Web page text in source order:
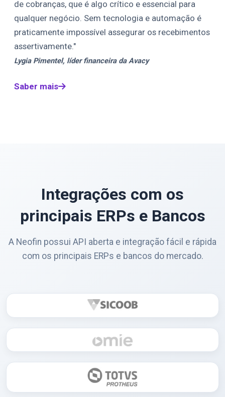
de cobranças, que é algo crítico e essencial para
qualquer negócio. Sem tecnologia e automação é
praticamente impossível assegurar os recebimentos
assertivamente."
Lygia Pimentel, líder financeira da Avacy
Saber mais
Integrações com os
principais ERPs e Bancos
A Neofin possui API aberta e integração fácil e rápida
com os principais ERPs e bancos do mercado.